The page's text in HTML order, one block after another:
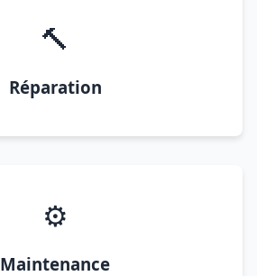
🔨
Réparation
⚙️
Maintenance